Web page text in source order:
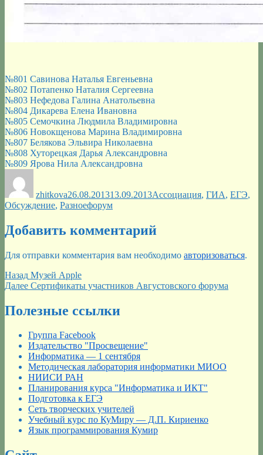
№801 Савинова Наталья Евгеньевна
№802 Потапенко Наталия Сергеевна
№803 Нефедова Галина Анатольевна
№804 Дикарева Елена Ивановна
№805 Семочкина Людмила Владимировна
№806 Новокщенова Марина Владимировна
№807 Белякова Эльвира Николаевна
№808 Хуторецкая Дарья Александровна
№809 Ярова Нила Александровна
zhitkova26.08.201313.09.2013Ассоциация, ГИА, ЕГЭ,
Обсуждение, РазноеМетки
форум
Добавить комментарий
Для отправки комментария вам необходимо авторизоваться.
Навигация
по
записям
Назад Предыдущая
запись:
Музей Apple
Далее Следующая
Сертификаты участников Августовского форума
Полезные ссылки
Группа Facebook
Издательство "Просвещение"
Информатика — 1 сентября
Методическая лаборатория информатики МИОО
НИИСИ РАН
Планирования курса "Информатика и ИКТ"
Подготовка к ЕГЭ
Сеть творческих учителей
Учебный курс по КуМиру — Д.П. Кириенко
Язык программирования Кумир